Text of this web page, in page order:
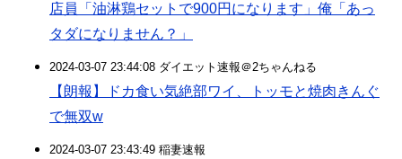
店員「油淋鶏セットで900円になります」俺「あっ
タダになりません？」
2024-03-07 23:44:08 ダイエット速報＠2ちゃんねる
【朗報】ドカ食い気絶部ワイ、トッモと焼肉きんぐ
で無双w
2024-03-07 23:43:49 稲妻速報